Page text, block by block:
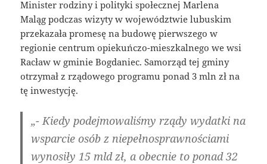
Minister rodziny i polityki społecznej Marlena
Maląg podczas wizyty w województwie lubuskim
przekazała promesę na budowę pierwszego w
regionie centrum opiekuńczo-mieszkalnego we wsi
Racław w gminie Bogdaniec. Samorząd tej gminy
otrzymał z rządowego programu ponad 3 mln zł na
tę inwestycję.
„- Kiedy podejmowaliśmy rządy wydatki na
wsparcie osób z niepełnosprawnościami
wynosiły 15 mld zł, a obecnie to ponad 32